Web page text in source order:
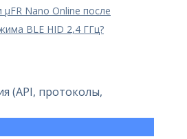
μFR Nano Online после
BLE HID 2,4 ГГц?
(API, протоколы,